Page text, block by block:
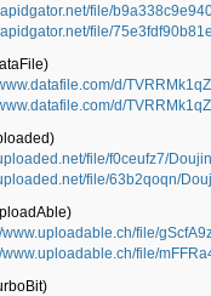
file/
file/
d/
d/
file/f0ceufz7/
file/63b2qoqn/
www.uploadable.ch/file/
www.uploadable.ch/file/